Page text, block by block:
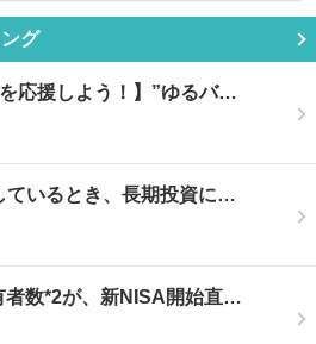
グ
を応援しよう！】”ゆるバ…
ているとき、長期投資に…
者数*2が、新NISA開始直…